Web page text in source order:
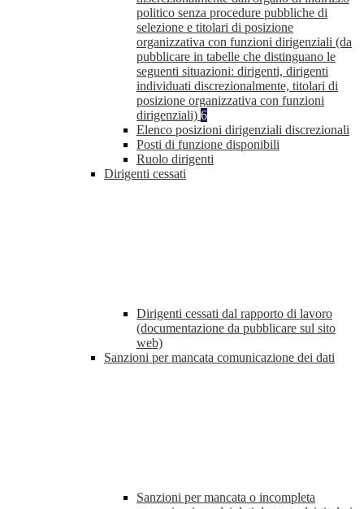
politico senza procedure pubbliche di
selezione e titolari di posizione
organizzativa con funzioni dirigenziali (da
pubblicare in tabelle che distinguano le
seguenti situazioni: dirigenti, dirigenti
individuati discrezionalmente, titolari di
posizione organizzativa con funzioni
dirigenziali) 6
Elenco posizioni dirigenziali discrezionali
Posti di funzione disponibili
Ruolo dirigenti
Dirigenti cessati
Dirigenti cessati dal rapporto di lavoro
(documentazione da pubblicare sul sito
web)
Sanzioni per mancata comunicazione dei dati
Sanzioni per mancata o incompleta